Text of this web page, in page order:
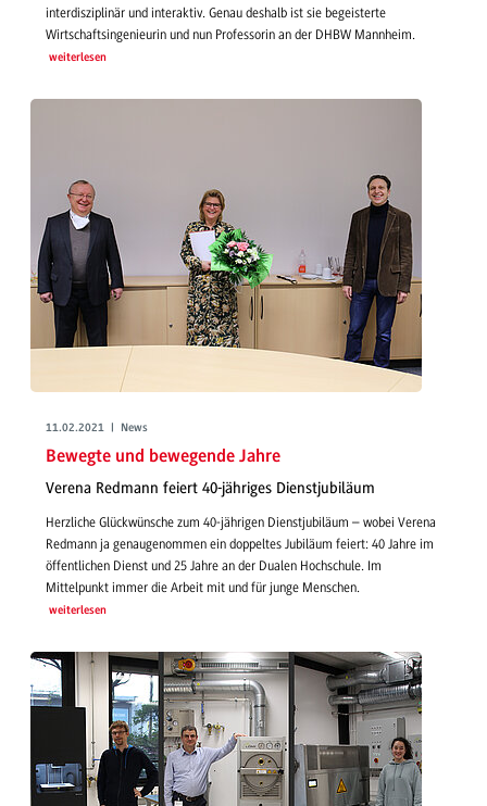
interdisziplinär und interaktiv. Genau deshalb ist sie begeisterte
Wirtschaftsingenieurin und nun Professorin an der DHBW Mannheim.
weiterlesen
11.02.2021 | News
Bewegte und bewegende Jahre
Verena Redmann feiert 40-jähriges Dienstjubiläum
Herzliche Glückwünsche zum 40-jährigen Dienstjubiläum – wobei Verena
Redmann ja genaugenommen ein doppeltes Jubiläum feiert: 40 Jahre im
öffentlichen Dienst und 25 Jahre an der Dualen Hochschule. Im
Mittelpunkt immer die Arbeit mit und für junge Menschen.
weiterlesen